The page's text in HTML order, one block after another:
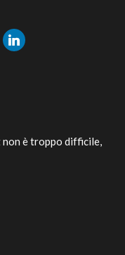
linkedin
è troppo difficile,